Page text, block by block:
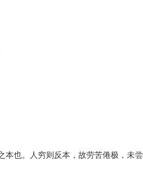
本也。人穷则反本，故劳苦倦极，未尝